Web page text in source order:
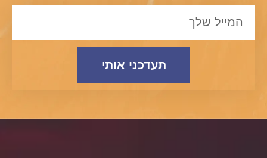
תעדכני אותי